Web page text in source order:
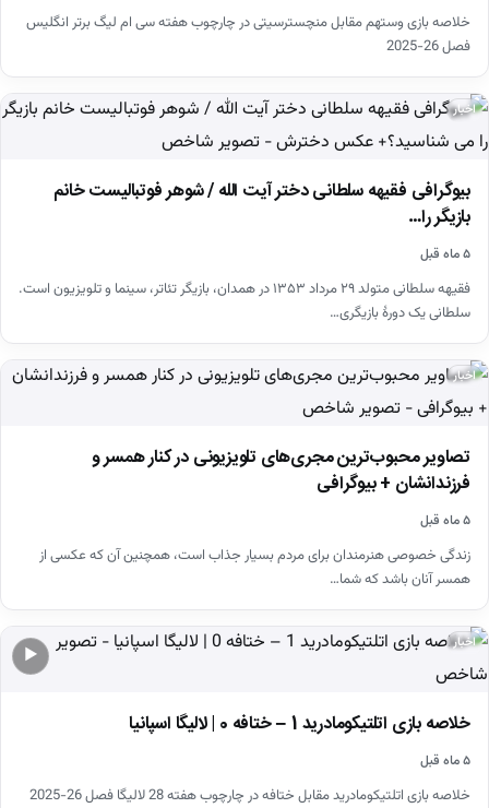
خلاصه بازی وستهم مقابل منچسترسیتی در چارچوب هفته سی ام لیگ برتر انگلیس
فصل 26-2025
اخبار
بیوگرافی فقیهه سلطانی دختر آیت الله / شوهر فوتبالیست خانم
بازیگر را…
۵ ماه قبل
فقیهه سلطانی متولد ۲۹ مرداد ۱۳۵۳ در همدان، بازیگر تئاتر، سینما و تلویزیون است.
سلطانی یک دورهٔ بازیگری…
اخبار
تصاویر محبوب‌ترین مجری‌های تلویزیونی در کنار همسر و
فرزندانشان + بیوگرافی
۵ ماه قبل
زندگی خصوصی هنرمندان برای مردم بسیار جذاب است، همچنین آن که عکسی از
همسر آنان باشد که شما…
▶
اخبار
خلاصه بازی اتلتیکومادرید 1 – ختافه 0 | لالیگا اسپانیا
۵ ماه قبل
خلاصه بازی اتلتیکومادرید مقابل ختافه در چارچوب هفته 28 لالیگا فصل 26-2025